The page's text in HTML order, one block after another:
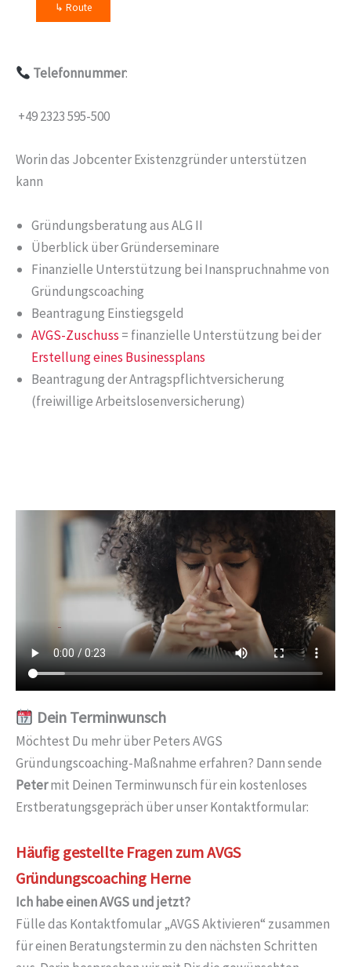
↳ Route
Telefonnummer:
+49 2323 595-500
Worin das Jobcenter Existenzgründer unterstützen
kann
Gründungsberatung aus ALG II
Überblick über Gründerseminare
Finanzielle Unterstützung bei Inanspruchnahme von
Gründungscoaching
Beantragung Einstiegsgeld
AVGS-Zuschuss = finanzielle Unterstützung bei der
Erstellung eines Businessplans
Beantragung der Antragspflichtversicherung
(freiwillige Arbeitslosenversicherung)
Dein Terminwunsch
Möchtest Du mehr über Peters AVGS
Gründungscoaching-Maßnahme erfahren? Dann sende
Petermit Deinen Terminwunsch für ein kostenloses
Erstberatungsgepräch über unser Kontaktformular:
Häufig gestellte Fragen zum AVGS
Gründungscoaching Herne
Ich habe einen AVGS und jetzt?
Fülle das Kontaktfomular „AVGS Aktivieren“ zusammen
für einen Beratungstermin zu den nächsten Schritten